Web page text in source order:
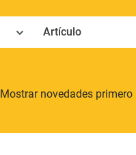
Artículo
Mostrar novedades primero